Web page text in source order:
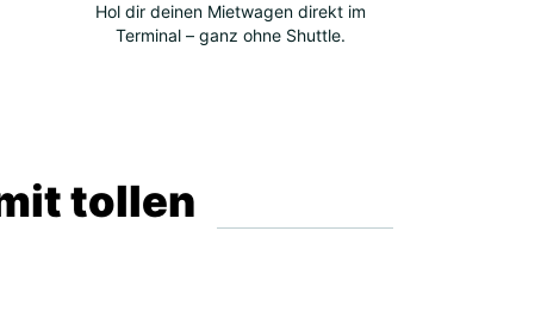
Hol dir deinen Mietwagen direkt im
Terminal – ganz ohne Shuttle.
tollen